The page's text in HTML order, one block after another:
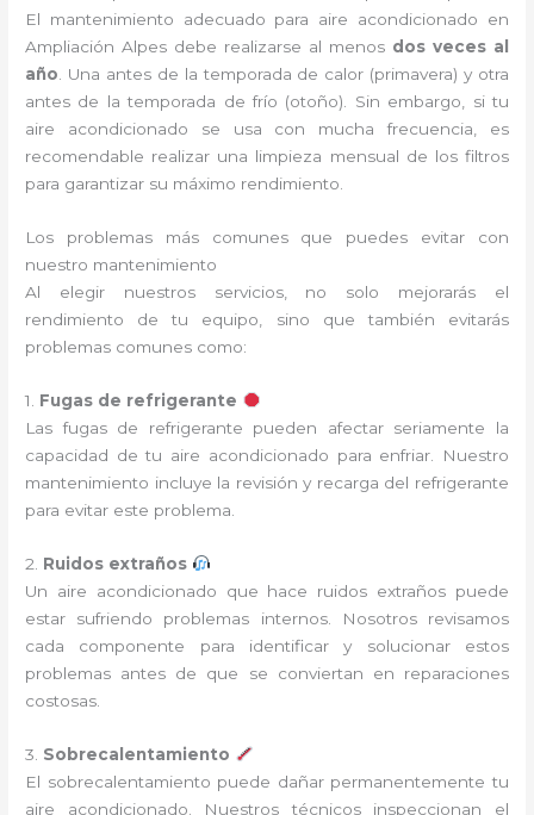
El mantenimiento adecuado para aire acondicionado en
Ampliación Alpes debe realizarse al menos dos veces al
año. Una antes de la temporada de calor (primavera) y otra
antes de la temporada de frío (otoño). Sin embargo, si tu
aire acondicionado se usa con mucha frecuencia, es
recomendable realizar una limpieza mensual de los filtros
para garantizar su máximo rendimiento.
Los problemas más comunes que puedes evitar con
nuestro mantenimiento
Al elegir nuestros servicios, no solo mejorarás el
rendimiento de tu equipo, sino que también evitarás
problemas comunes como:
1. Fugas de refrigerante
Las fugas de refrigerante pueden afectar seriamente la
capacidad de tu aire acondicionado para enfriar. Nuestro
mantenimiento incluye la revisión y recarga del refrigerante
para evitar este problema.
2. Ruidos extraños
Un aire acondicionado que hace ruidos extraños puede
estar sufriendo problemas internos. Nosotros revisamos
cada componente para identificar y solucionar estos
problemas antes de que se conviertan en reparaciones
costosas.
3. Sobrecalentamiento
El sobrecalentamiento puede dañar permanentemente tu
aire acondicionado. Nuestros técnicos inspeccionan el